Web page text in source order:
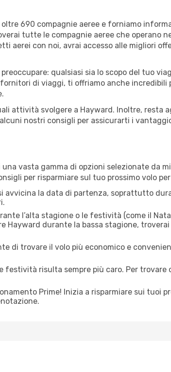
690 compagnie aeree e forniamo
tutte le compagnie aeree che operano
aerei con noi, avrai accesso alle migliori
qualsiasi sia lo scopo del tuo
di viaggi, ti offriamo anche
attività svolgere a Hayward. Inoltre, resta
nostri consigli per assicurarti i
vasta gamma di opzioni selezionate da
per risparmiare sul tuo prossimo volo
avvicina la data di partenza, soprattutto
l’alta stagione o le festività (come il
Hayward durante la bassa stagione,
di trovare il volo più economico e
risulta sempre più caro. Per trovare
Prime! Inizia a risparmiare sui tuoi